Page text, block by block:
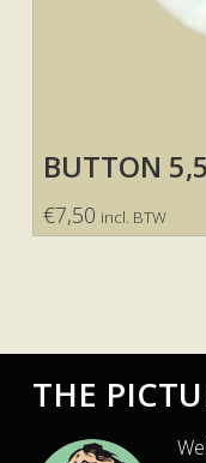
BUTTON
€7,50 incl. BTW
THE